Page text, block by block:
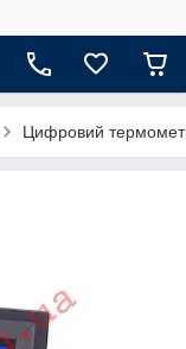
Цифровий